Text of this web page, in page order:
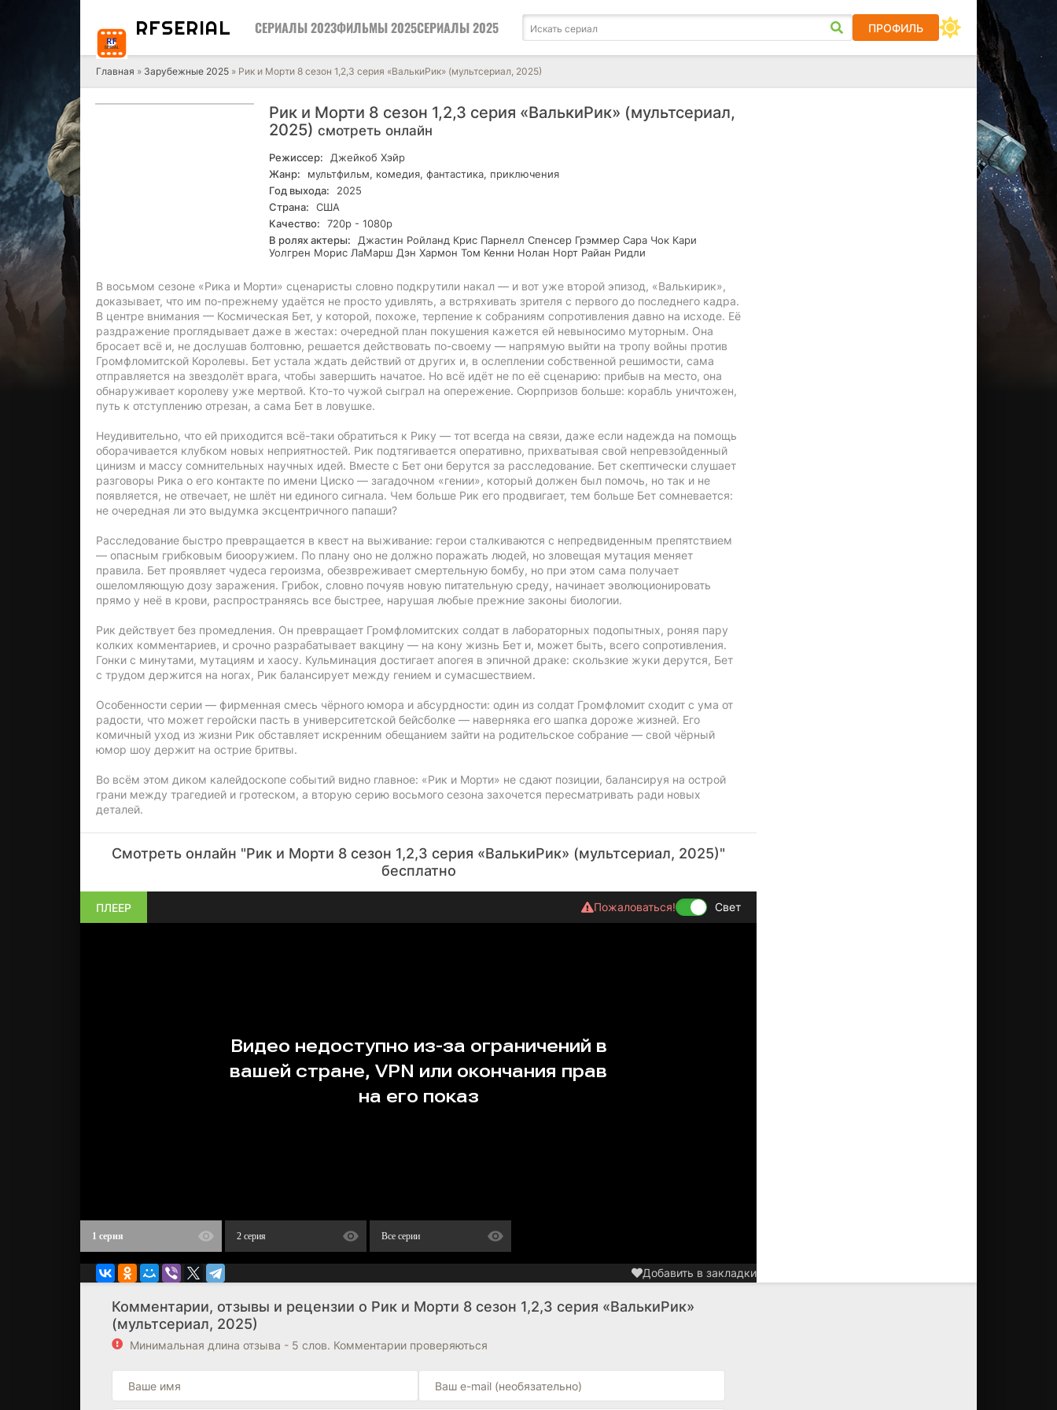
RFSERIAL СЕРИАЛЫ 2023ФИЛЬМЫ 2025СЕРИАЛЫ 2025 ПРОФИЛЬ
Главная » Зарубежные 2025 » Рик и Морти 8 сезон 1,2,3 серия «ВалькиРик» (мультсериал, 2025)
Рик и Морти 8 сезон 1,2,3 серия «ВалькиРик» (мультсериал,
2025) смотреть онлайн
Режиссер:
Джейкоб Хэйр
Жанр:
мультфильм, комедия, фантастика, приключения
Год выхода:
2025
Страна:
США
Качество:
720р - 1080р
В ролях актеры:
Джастин Ройланд Крис Парнелл Спенсер Грэммер Сара Чок Кари
Уолгрен Морис ЛаМарш Дэн Хармон Том Кенни Нолан Норт Райан Ридли
В восьмом сезоне «Рика и Морти» сценаристы словно подкрутили накал — и вот уже второй эпизод, «Валькирик»,
доказывает, что им по-прежнему удаётся не просто удивлять, а встряхивать зрителя с первого до последнего кадра.
В центре внимания — Космическая Бет, у которой, похоже, терпение к собраниям сопротивления давно на исходе. Её
раздражение проглядывает даже в жестах: очередной план покушения кажется ей невыносимо муторным. Она
бросает всё и, не дослушав болтовню, решается действовать по-своему — напрямую выйти на тропу войны против
Громфломитской Королевы. Бет устала ждать действий от других и, в ослеплении собственной решимости, сама
отправляется на звездолёт врага, чтобы завершить начатое. Но всё идёт не по её сценарию: прибыв на место, она
обнаруживает королеву уже мертвой. Кто-то чужой сыграл на опережение. Сюрпризов больше: корабль уничтожен,
путь к отступлению отрезан, а сама Бет в ловушке.
Неудивительно, что ей приходится всё-таки обратиться к Рику — тот всегда на связи, даже если надежда на помощь
оборачивается клубком новых неприятностей. Рик подтягивается оперативно, прихватывая свой непревзойденный
цинизм и массу сомнительных научных идей. Вместе с Бет они берутся за расследование. Бет скептически слушает
разговоры Рика о его контакте по имени Циско — загадочном «гении», который должен был помочь, но так и не
появляется, не отвечает, не шлёт ни единого сигнала. Чем больше Рик его продвигает, тем больше Бет сомневается:
не очередная ли это выдумка эксцентричного папаши?
Расследование быстро превращается в квест на выживание: герои сталкиваются с непредвиденным препятствием
— опасным грибковым биооружием. По плану оно не должно поражать людей, но зловещая мутация меняет
правила. Бет проявляет чудеса героизма, обезвреживает смертельную бомбу, но при этом сама получает
ошеломляющую дозу заражения. Грибок, словно почуяв новую питательную среду, начинает эволюционировать
прямо у неё в крови, распространяясь все быстрее, нарушая любые прежние законы биологии.
Рик действует без промедления. Он превращает Громфломитских солдат в лабораторных подопытных, роняя пару
колких комментариев, и срочно разрабатывает вакцину — на кону жизнь Бет и, может быть, всего сопротивления.
Гонки с минутами, мутациям и хаосу. Кульминация достигает апогея в эпичной драке: скользкие жуки дерутся, Бет
с трудом держится на ногах, Рик балансирует между гением и сумасшествием.
Особенности серии — фирменная смесь чёрного юмора и абсурдности: один из солдат Громфломит сходит с ума от
радости, что может геройски пасть в университетской бейсболке — наверняка его шапка дороже жизней. Его
комичный уход из жизни Рик обставляет искренним обещанием зайти на родительское собрание — свой чёрный
юмор шоу держит на острие бритвы.
Во всём этом диком калейдоскопе событий видно главное: «Рик и Морти» не сдают позиции, балансируя на острой
грани между трагедией и гротеском, а вторую серию восьмого сезона захочется пересматривать ради новых
деталей.
Смотреть онлайн "Рик и Морти 8 сезон 1,2,3 серия «ВалькиРик» (мультсериал, 2025)"
бесплатно
ПЛЕЕР Пожаловаться! Свет
1 серия 2 серия Все серии
Добавить в закладки
Комментарии, отзывы и рецензии о Рик и Морти 8 сезон 1,2,3 серия «ВалькиРик»
(мультсериал, 2025)
Минимальная длина отзыва - 5 слов. Комментарии проверяються